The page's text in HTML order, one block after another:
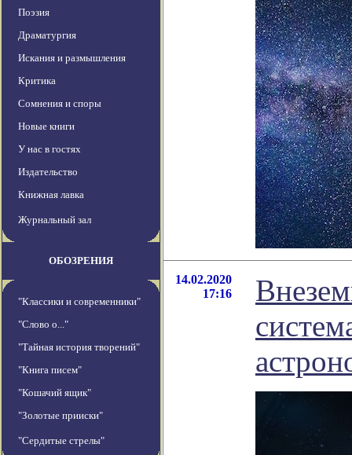
Поэзия
Драматургия
Искания и размышления
Критика
Сомнения и споры
Новые книги
У нас в гостях
Издательство
Книжная лавка
Журнальный зал
ОБОЗРЕНИЯ
"Классики и современники"
"Слово о..."
"Тайная история творений"
"Книга писем"
"Кошачий ящик"
"Золотые прииски"
"Сердитые стрелы"
14.02.2020
17:16